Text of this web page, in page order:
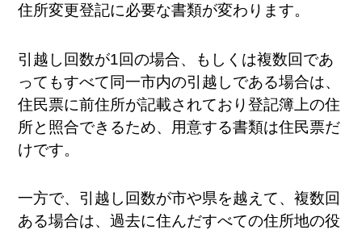
住所変更登記に必要な書類が変わります。
引越し回数が1回の場合、もしくは複数回であ
ってもすべて同一市内の引越しである場合は、
住民票に前住所が記載されており登記簿上の住
所と照合できるため、用意する書類は住民票だ
けです。
一方で、引越し回数が市や県を越えて、複数回
ある場合は、過去に住んだすべての住所地の役